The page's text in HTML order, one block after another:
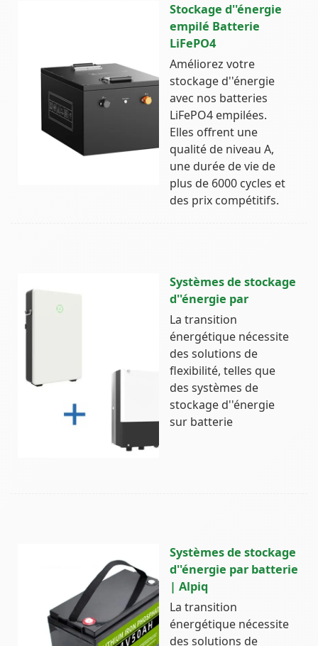
Stockage d''énergie
empilé Batterie
LiFePO4
Améliorez votre
stockage d''énergie
avec nos batteries
LiFePO4 empilées.
Elles offrent une
qualité de niveau A,
une durée de vie de
plus de 6000 cycles et
des prix compétitifs.
Systèmes de stockage
d''énergie par
La transition
énergétique nécessite
des solutions de
flexibilité, telles que
des systèmes de
stockage d''énergie
sur batterie
Systèmes de stockage
d''énergie par batterie
| Alpiq
La transition
énergétique nécessite
des solutions de